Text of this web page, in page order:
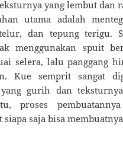
yang lembut dan
utama adalah
dan tepung terigu.
menggunakan spuit
selera, lalu panggang
Kue semprit sangat
gurih dan
proses
siapa saja bisa